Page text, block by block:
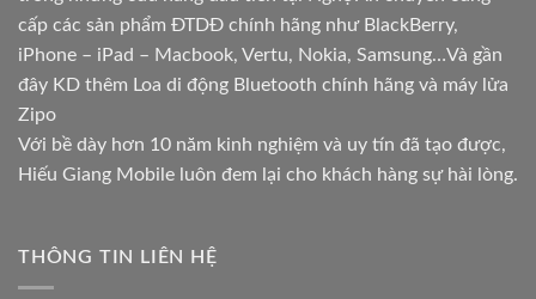
cấp các sản phẩm ĐTDĐ chính hãng như BlackBerry,
iPhone – iPad – Macbook, Vertu, Nokia, Samsung…Và gần
đây KD thêm Loa di động Bluetooth chính hãng và máy lửa
Zipo
Với bề dày hơn 10 năm kinh nghiệm và uy tín đã tạo được,
Hiếu Giang Mobile luôn đem lại cho khách hàng sự hài lòng.
THÔNG TIN LIÊN HỆ